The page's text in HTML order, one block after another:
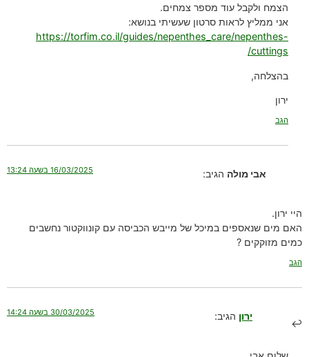
הצמח ולקבל עוד מספר צמחים.
אני ממליץ לראות סרטון שעשיתי בנושא:
https://torfim.co.il/guides/nepenthes_care/nepenthes-
cuttings/
בהצלחה,
ירון
הגב
אבי מולה הגיב: 16/03/2025 בשעה 13:24
היי ירון.
האם מים שנאספים במיכל של מייבש הכביסה עם קונווקטור נחשבים
כמים מזוקקים ?
הגב
ירון הגיב: 30/03/2025 בשעה 14:24